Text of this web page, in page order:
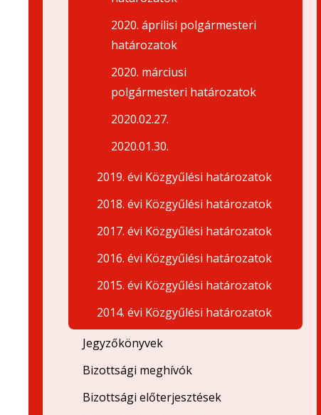
2020. áprilisi polgármesteri
határozatok
2020. márciusi
polgármesteri határozatok
2020.02.27.
2020.01.30.
2019. évi Közgyűlési határozatok
2018. évi Közgyűlési határozatok
2017. évi Közgyűlési határozatok
2016. évi Közgyűlési határozatok
2015. évi Közgyűlési határozatok
2014. évi Közgyűlési határozatok
Jegyzőkönyvek
Bizottsági meghívók
Bizottsági előterjesztések